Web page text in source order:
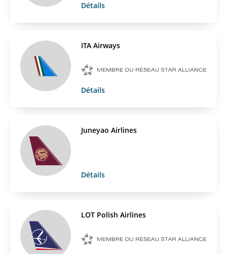
Détails
ITA Airways
Détails
Juneyao Airlines
Détails
LOT Polish Airlines